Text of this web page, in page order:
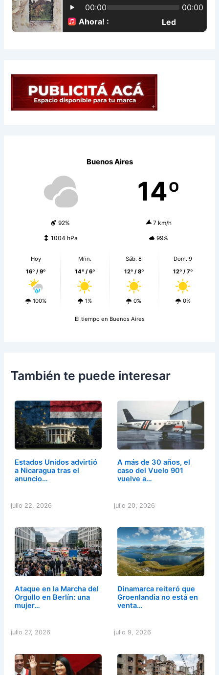
r
:
Buenos Aires
14º
92% 7 km/h
1004 hPa 99%
Hoy
16º / 9º
100%
Mñn.
14º / 6º
1%
Sáb. 8
12º / 8º
0%
Dom. 9
12º / 7º
0%
El tiempo en Buenos Aires
También te puede interesar
Estados Unidos advirtió
a Nicaragua tras el
anuncio…
julio 22, 2026
A más de 30 años, el
caso del Vuelo 901
vuelve a…
julio 20, 2026
Ataque en la Marcha del
Orgullo en Berlín: una
mujer…
julio 27, 2026
Dinamarca reiteró que
Groenlandia no está en
venta…
julio 9, 2026